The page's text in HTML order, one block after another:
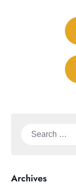
navigation
Search
Archives